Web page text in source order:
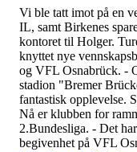
Vi ble tatt imot på en
IL, samt Birkenes
kontoret til Holger.
knyttet nye
og VFL Osnabrück. -
stadion "Bremer
fantastisk opplevelse.
Nå er klubben for
2.Bundesliga. - Det
begivenhet på VFL